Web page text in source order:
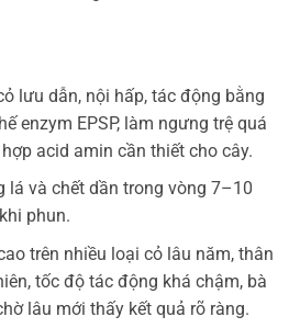
lưu dẫn, nội hấp, tác động bằng
enzym EPSP, làm ngưng trệ quá
acid amin cần thiết cho cây.
lá và chết dần trong vòng 7–10
phun.
trên nhiều loại cỏ lâu năm, thân
tốc độ tác động khá chậm, bà
lâu mới thấy kết quả rõ ràng.